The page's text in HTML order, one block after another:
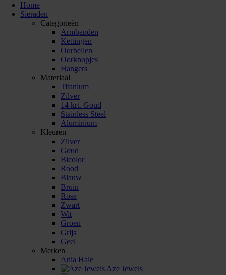
Home
Sieraden
Categorieën
Armbanden
Kettingen
Oorbellen
Oorknopjes
Hangers
Materiaal
Titanium
Zilver
14 krt. Goud
Stainless Steel
Aluminium
Kleuren
Zilver
Goud
Bicolor
Rood
Blauw
Bruin
Rose
Zwart
Wit
Groen
Grijs
Geel
Merken
Ania Haie
Aze Jewels